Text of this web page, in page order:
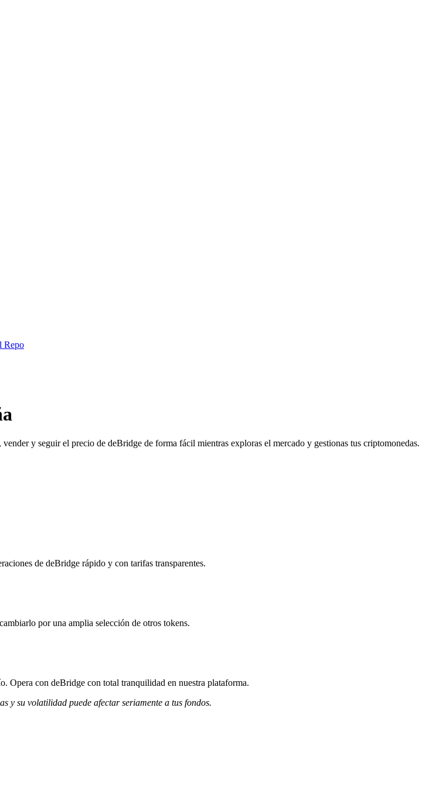
Repo
y seguir el precio de deBridge de forma fácil mientras exploras el mercado y gestionas tus criptomonedas.
de deBridge rápido y con tarifas transparentes.
por una amplia selección de otros tokens.
Opera con deBridge con total tranquilidad en nuestra plataforma.
y su volatilidad puede afectar seriamente a tus fondos.